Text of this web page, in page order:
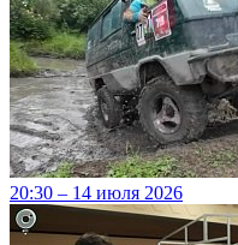
20:30 – 14 июля 2026